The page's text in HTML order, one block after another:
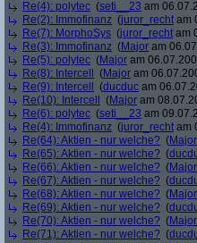
Re(4): polytec (seti__23 am
Re(2): Immofinanz (juror_recht am
Re(7): MorphoSys (juror_recht am
Re(3): Immofinanz (Major am
Re(5): polytec (Major am
Re(8): Intercell
(Major am
Re(9): Intercell
(ducduc am
Re(10): Intercell
(Major am
Re(6): polytec (seti__23 am
Re(4): Immofinanz (juror_recht am
Re(64): Aktien - nur welche? (Major
Re(65): Aktien - nur welche? (
Re(66): Aktien - nur welche? (Major
Re(67): Aktien - nur welche? (
Re(68): Aktien - nur welche? (Major
Re(69): Aktien - nur welche? (
Re(70): Aktien - nur welche? (Major
Re(71): Aktien - nur welche? (